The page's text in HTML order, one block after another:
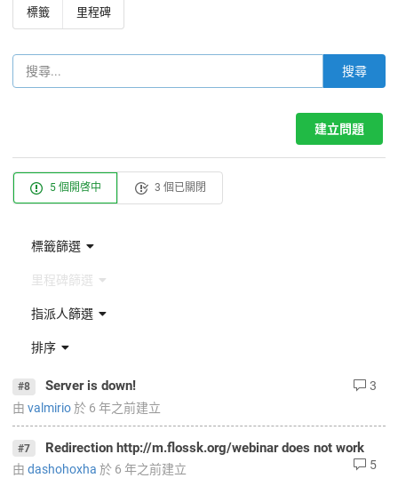
標籤 里程碑
搜尋
建立問題
5 個開啓中 3 個已關閉
標籤篩選
里程碑篩選
指派人篩選
排序
#8 Server is down!
3
由 valmirio於 6 年之前建立
#7 Redirection http://m.flossk.org/webinar does not work
5
由 dashohoxha 於 6 年之前建立